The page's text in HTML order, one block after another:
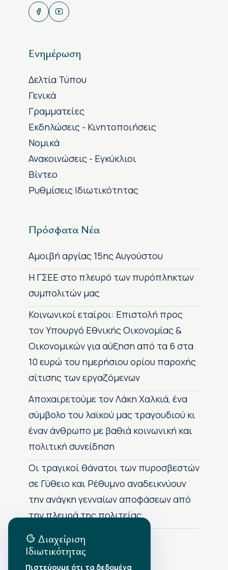
Ενημέρωση
Δελτία Τύπου
Γενικά
Γραμματείες
Εκδηλώσεις - Κινητοποιήσεις
Νομικά
Ανακοινώσεις - Εγκύκλιοι
Βίντεο
Ρυθμίσεις Ιδιωτικότητας
Πρόσφατα Νέα
Αμοιβή αργίας 15ης Αυγούστου
H ΓΣΕΕ στο πλευρό των πυρόπληκτων
συμπολιτών μας
Κοινωνικοί εταίροι: Επιστολή προς
τον Υπουργό Εθνικής Οικονομίας &
Οικονομικών για αύξηση από τα 6 στα
10 ευρώ του ημερήσιου ορίου παροχής
σίτισης των εργαζόμενων
Αποχαιρετούμε τον Λάκη Χαλκιά, ένα
σύμβολο του λαϊκού μας τραγουδιού κι
έναν άνθρωπο με βαθιά κοινωνική και
πολιτική συνείδηση
Οι τραγικοί θάνατοι των πυροσβεστών
σε Γύθειο και Ρέθυμνο αναδεικνύουν
την ανάγκη γενναίων αποφάσεων από
την πλευρά της πολιτείας
Αρχείο Δημοσιεύσεων
Διαχείριση
Ιδιωτικότητας
Πιστεύουμε ότι τα δεδομένα